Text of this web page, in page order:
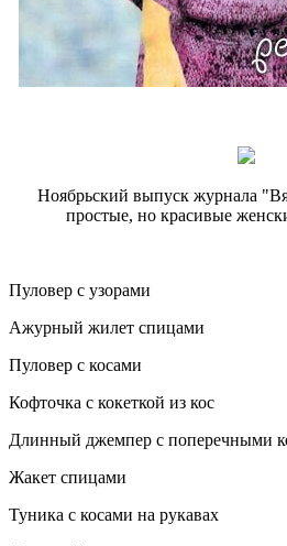
Ноябрьский выпуск журнала
простые, но красивые
Пуловер с узорами
Ажурный жилет спицами
Пуловер с косами
Кофточка с кокеткой из кос
Длинный джемпер с поперечными
Жакет спицами
Туника с косами на рукавах